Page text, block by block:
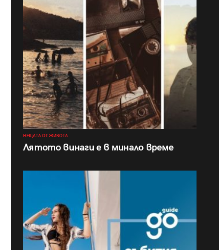
НЕЩАТА ОТ ЖИВОТА
Лятото винаги е в минало време